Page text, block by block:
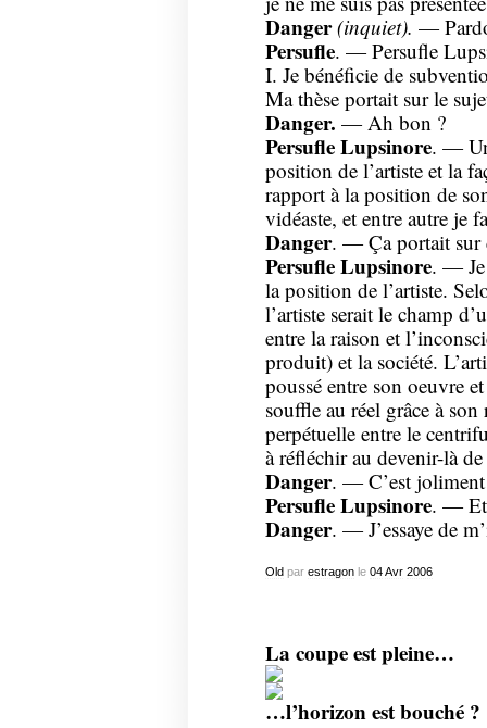
Danger (inquiet). —
Persufle. — Persufle
I. Je bénéficie de
Ma thèse portait sur le
Danger. — Ah bon ?
Persufle Lupsinore. —
position de l’artiste et la
rapport à la position de
vidéaste, et entre autre je
Danger. — Ça portait sur
Persufle Lupsinore. — Je
la position de l’artiste.
l’artiste serait le champ
entre la raison et
produit) et la société.
poussé entre son oeuvre
souffle au réel grâce à
perpétuelle entre le
à réfléchir au devenir-là
Danger. — C’est
Persufle Lupsinore. — Et
Danger. — J’essaye de
Old par estragonle 04 Avr 2006
La coupe est pleine…
…l’horizon est bouché ?